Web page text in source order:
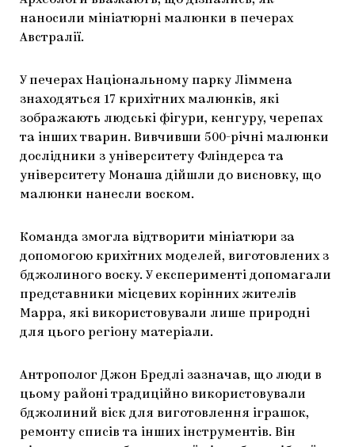
ГАЛЕРЕЇ
КНИЖКИ І ЖУРНАЛИ
ЯК ПІДТРИМУВАТИ УКРАЇНСЬКЕ МИСТЕЦТВО
CARPATHIAN CULT ПРО РІЗДВЯНІ СВЯТА
наносили мініатюрні малюнки в печерах
Австралії.
У печерах Національному парку Ліммена
знаходяться 17 крихітних малюнків, які
зображають людські фігури, кенгуру, черепах
та інших тварин. Вивчивши 500-річні малюнки
дослідники з університету Фліндерса та
університету Монаша дійшли до висновку, що
малюнки нанесли воском.
Команда змогла відтворити мініатюри за
допомогою крихітних моделей, виготовлених з
бджолиного воску. У експерименті допомагали
представники місцевих корінних жителів
Марра, які використовували лише природні
для цього регіону матеріали.
Антрополог Джон Бредлі зазначав, що люди в
цьому районі традиційно використовували
бджолиний віск для виготовлення іграшок,
ремонту списів та інших інструментів. Він